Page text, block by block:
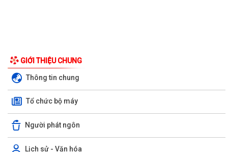
GIỚI THIỆU CHUNG
Thông tin chung
Tổ chức bộ máy
Người phát ngôn
Lịch sử - Văn hóa